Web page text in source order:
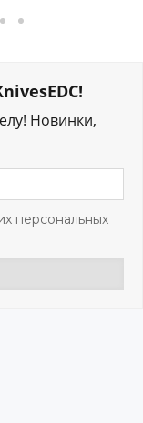
Новинки,
персональных